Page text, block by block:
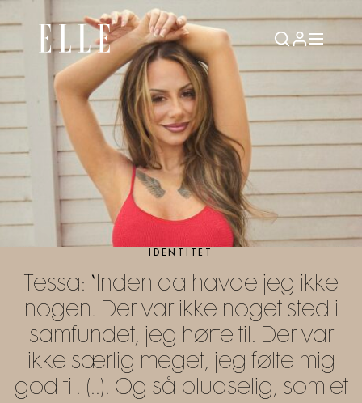
IDENTITET
Tessa: “Inden da havde jeg ikke
nogen. Der var ikke noget sted i
samfundet, jeg hørte til. Der var
ikke særlig meget, jeg følte mig
god til. (..). Og så pludselig, som et